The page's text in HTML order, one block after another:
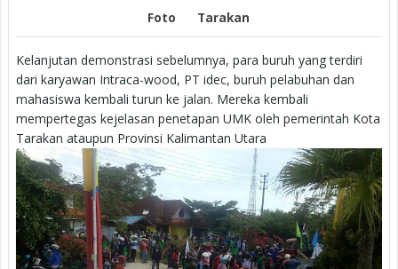
Foto Tarakan
Kelanjutan demonstrasi sebelumnya, para buruh yang terdiri
dari karyawan Intraca-wood, PT idec, buruh pelabuhan dan
mahasiswa kembali turun ke jalan. Mereka kembali
mempertegas kejelasan penetapan UMK oleh pemerintah Kota
Tarakan ataupun Provinsi Kalimantan Utara